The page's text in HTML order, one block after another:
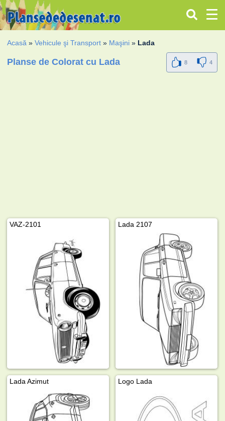
Acasă »Vehicule şi Transport » Maşini » Lada
Planse de Colorat cu Lada 8 4
VAZ-2101 Lada 2107
Lada Azimut Logo Lada